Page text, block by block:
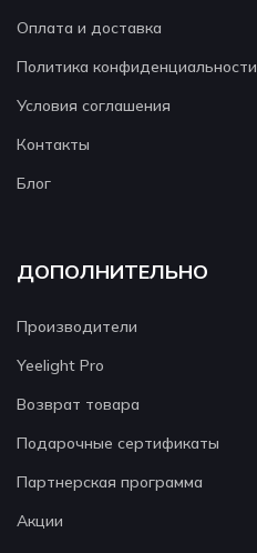
Оплата и доставка
Политика конфиденциальности
Условия соглашения
Контакты
Блог
ДОПОЛНИТЕЛЬНО
Производители
Yeelight Pro
Возврат товара
Подарочные сертификаты
Партнерская программа
Акции